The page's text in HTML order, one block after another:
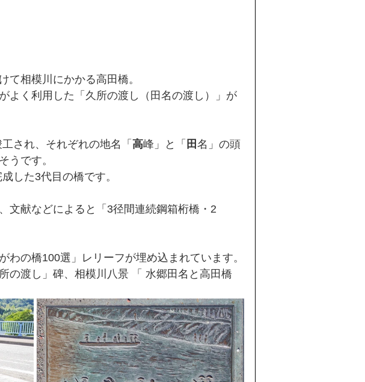
て相模川にかかる高田橋。
よく利用した「久所の渡し（田名の渡し）」が
され、それぞれの地名「 高峰」と「 田 名」の頭
うです。
した3代目の橋です。
文献などによると「3径間連続鋼箱桁橋・2
わの橋100選」レリーフが埋め込まれています。
の渡し」碑、相模川八景 「 水郷田名と高田橋